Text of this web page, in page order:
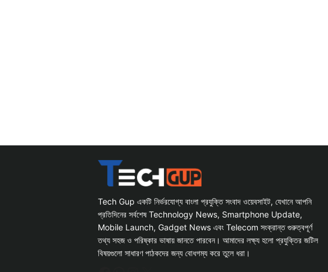
Tech Gup একটি নির্ভরযোগ্য বাংলা প্রযুক্তি সংবাদ ওয়েবসাইট, যেখানে আপনি
প্রতিদিনের সর্বশেষ Technology News, Smartphone Update,
Mobile Launch, Gadget News এবং Telecom সংক্রান্ত গুরুত্বপূর্ণ
তথ্য সহজ ও পরিষ্কার ভাষায় জানতে পারবেন। আমাদের লক্ষ্য হলো প্রযুক্তির জটিল
বিষয়গুলো সাধারণ পাঠকদের জন্য বোধগম্য করে তুলে ধরা।